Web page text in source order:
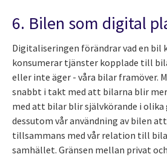
6. Bilen som digital
Digitaliseringen förändrar vad en bil
konsumerar tjänster kopplade till
eller inte äger - våra bilar framöver.
snabbt i takt med att bilarna blir
med att bilar blir självkörande i olika
dessutom vår användning av bilen
tillsammans med vår relation till
samhället. Gränsen mellan privat